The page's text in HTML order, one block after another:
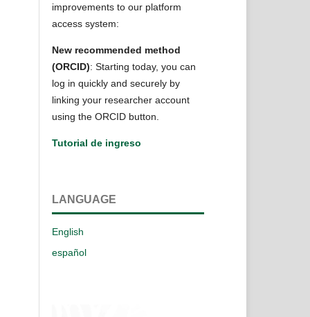
improvements to our platform
access system:
New recommended method
(ORCID): Starting today, you can
log in quickly and securely by
linking your researcher account
using the ORCID button.
Tutorial de ingreso
LANGUAGE
English
español